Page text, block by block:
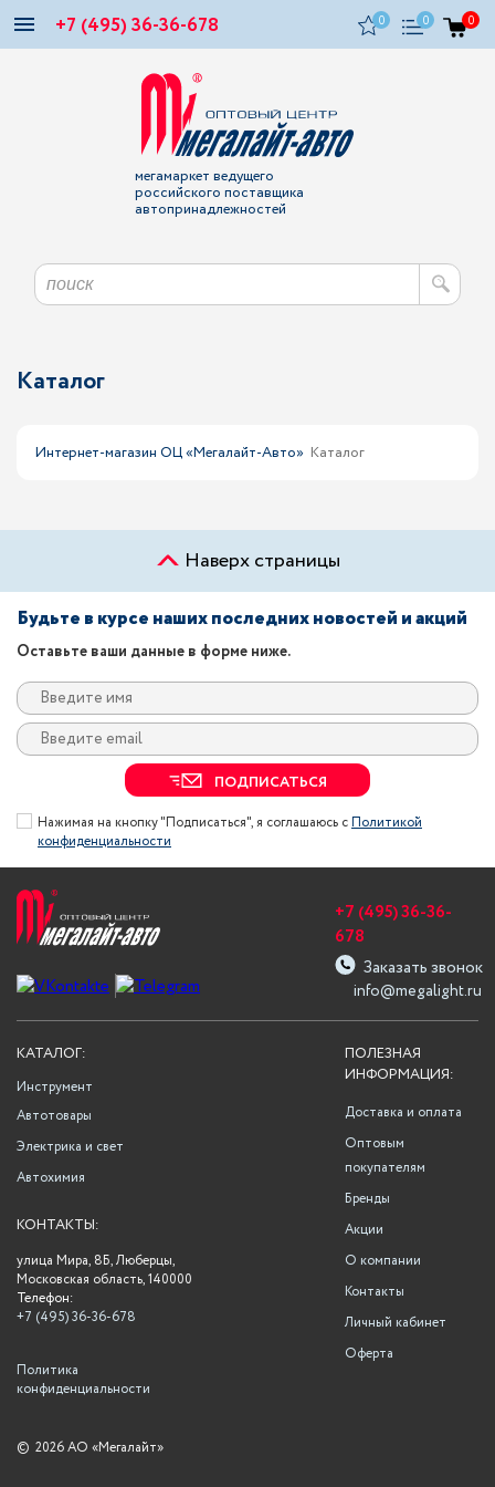
+7 (495) 36-36-678 0 0 0
мегамаркет ведущего
российского поставщика
автопринадлежностей
Каталог
Интернет-магазин ОЦ «Мегалайт-Авто» Каталог
Наверх страницы
Будьте в курсе наших последних новостей и акций
Оставьте ваши данные в форме ниже.
ПОДПИСАТЬСЯ
Нажимая на кнопку "Подписаться", я соглашаюсь сПолитикой
конфиденциальности
info@megalight.ru
+7 (495) 36-36-
678
Заказать звонок
ПОЛЕЗНАЯ
ИНФОРМАЦИЯ:
Доставка и оплата
Оптовым
покупателям
Бренды
Акции
О компании
Контакты
Личный кабинет
Оферта
КАТАЛОГ:
Инструмент
Автотовары
Электрика и свет
Автохимия
КОНТАКТЫ:
улица Мира, 8Б, Люберцы,
Московская область, 140000
Телефон:
+7 (495) 36-36-678
Политика
конфиденциальности
© 2026 АО «Мегалайт»